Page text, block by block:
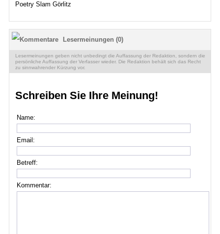
Poetry Slam Görlitz
Lesermeinungen (0)
Lesermeinungen geben nicht unbedingt die Auffassung der Redaktion, sondern die
persönliche Auffassung der Verfasser wieder. Die Redaktion behält sich das Recht
zu sinnwahrender Kürzung vor.
Schreiben Sie Ihre Meinung!
Name:
Email:
Betreff:
Kommentar: